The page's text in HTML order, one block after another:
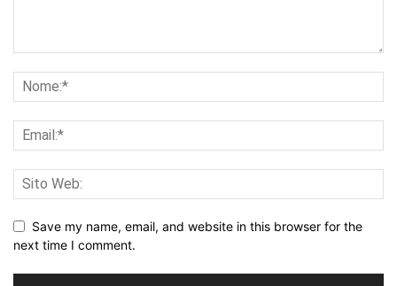
Save my name, email, and website in this browser for the
next time I comment.